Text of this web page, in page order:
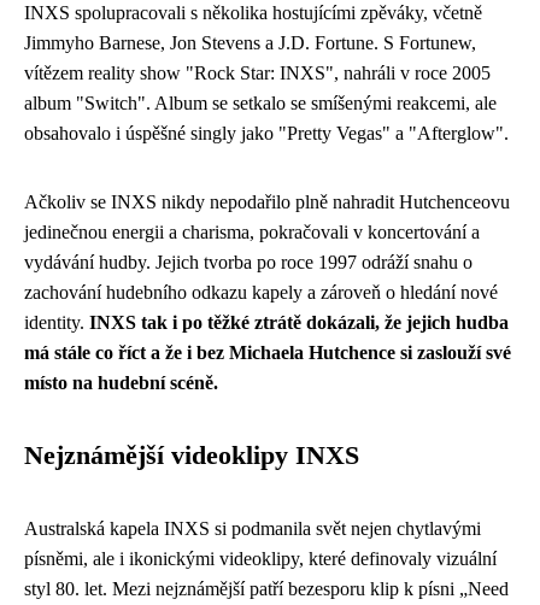
INXS spolupracovali s několika hostujícími zpěváky, včetně
Jimmyho Barnese, Jon Stevens a J.D. Fortune. S Fortunew,
vítězem reality show "Rock Star: INXS", nahráli v roce 2005
album "Switch". Album se setkalo se smíšenými reakcemi, ale
obsahovalo i úspěšné singly jako "Pretty Vegas" a "Afterglow".
Ačkoliv se INXS nikdy nepodařilo plně nahradit Hutchenceovu
jedinečnou energii a charisma, pokračovali v koncertování a
vydávání hudby. Jejich tvorba po roce 1997 odráží snahu o
zachování hudebního odkazu kapely a zároveň o hledání nové
identity. INXS tak i po těžké ztrátě dokázali, že jejich hudba
má stále co říct a že i bez Michaela Hutchence si zaslouží své
místo na hudební scéně.
Nejznámější videoklipy INXS
Australská kapela INXS si podmanila svět nejen chytlavými
písněmi, ale i ikonickými videoklipy, které definovaly vizuální
styl 80. let. Mezi nejznámější patří bezesporu klip k písni „Need